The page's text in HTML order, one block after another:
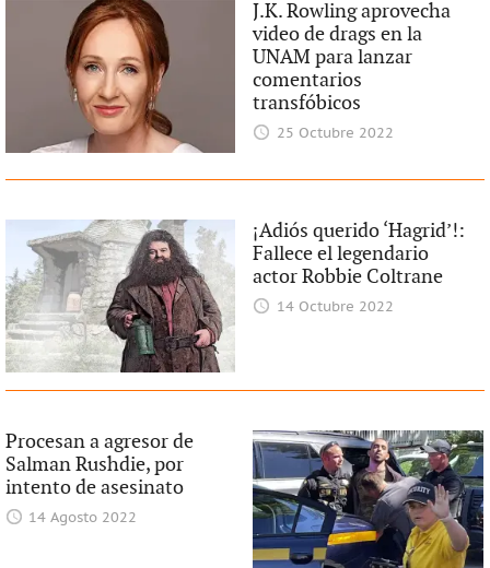
J.K. Rowling aprovecha
video de drags en la
UNAM para lanzar
comentarios
transfóbicos
25 Octubre 2022
¡Adiós querido ‘Hagrid’!:
Fallece el legendario
actor Robbie Coltrane
14 Octubre 2022
Procesan a agresor de
Salman Rushdie, por
intento de asesinato
14 Agosto 2022